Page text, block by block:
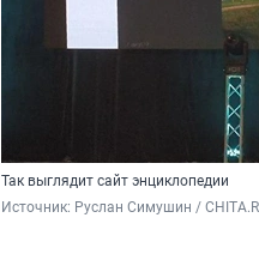
Так выглядит сайт энциклопедии
Источник: Руслан Симушин /